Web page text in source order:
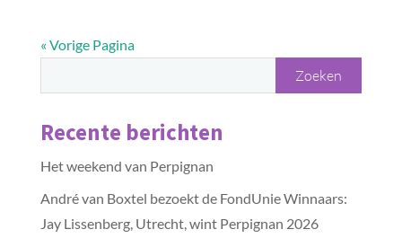
« Vorige Pagina
Recente berichten
Het weekend van Perpignan
André van Boxtel bezoekt de FondUnie Winnaars:
Jay Lissenberg, Utrecht, wint Perpignan 2026